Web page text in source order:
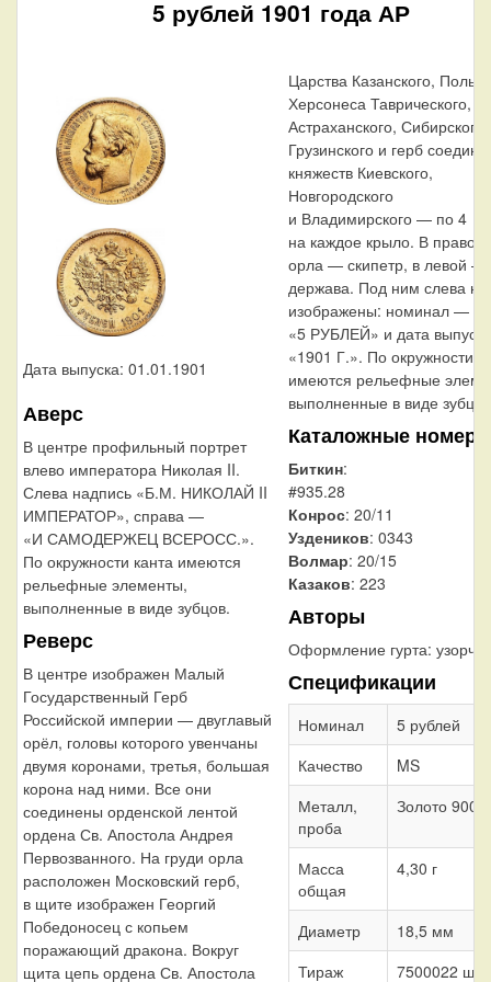
5 рублей 1901 года АР
Дата выпуска: 01.01.1901
Аверс
В центре профильный портрет
влево императора Николая II.
Слева надпись «Б.М. НИКОЛАЙ II
ИМПЕРАТОР», справа —
«И САМОДЕРЖЕЦ ВСЕРОСС.».
По окружности канта имеются
рельефные элементы,
выполненные в виде зубцов.
Реверс
В центре изображен Малый
Государственный Герб
Российской империи — двуглавый
орёл, головы которого увенчаны
двумя коронами, третья, большая
корона над ними. Все они
соединены орденской лентой
ордена Св. Апостола Андрея
Первозванного. На груди орла
расположен Московский герб,
в щите изображен Георгий
Победоносец с копьем
поражающий дракона. Вокруг
щита цепь ордена Св. Апостола
Царства Казанского,
Херсонеса Таврического,
Астраханского, Сибирского,
Грузинского и герб
княжеств Киевского,
Новгородского
и Владимирского — по 4
на каждое крыло. В правой
орла — скипетр, в левой —
держава. Под ним слева
изображены: номинал —
«5 РУБЛЕЙ» и дата выпуска
«1901 Г.». По окружности
имеются рельефные
выполненные в виде
Каталожные номера
Биткин:
#935.28
Конрос: 20/11
Уздеников: 0343
Волмар: 20/15
Казаков: 223
Авторы
Оформление гурта:
Спецификации
Номинал
5 рублей
Качество
MS
Металл,
проба
Золото 900
Масса
общая
4,30 г
Диаметр
18,5 мм
Тираж
7500022 шт.